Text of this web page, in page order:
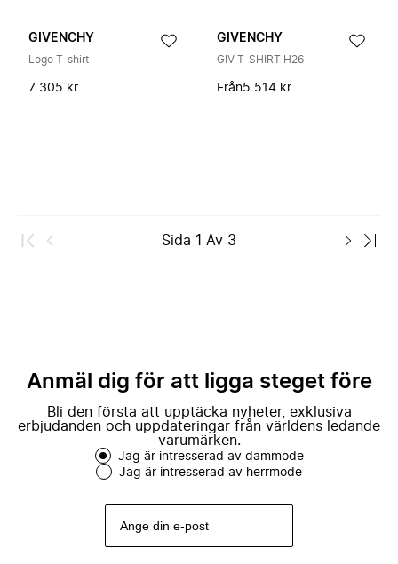
GIVENCHY
Logo T-shirt
7 305 kr
GIVENCHY
GIV T-SHIRT H26
Från5 514 kr
Sida 1 Av 3
Anmäl dig för att ligga steget före
Bli den första att upptäcka nyheter, exklusiva
erbjudanden och uppdateringar från världens ledande
varumärken.
Jag är intresserad av dammode
Jag är intresserad av herrmode